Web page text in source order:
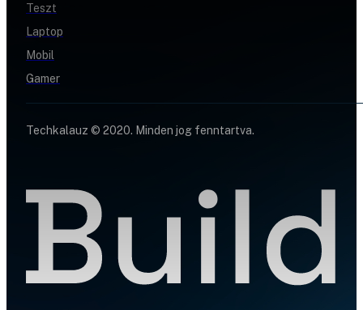
Teszt
Laptop
Mobil
Gamer
Techkalauz © 2020. Minden jog fenntartva.